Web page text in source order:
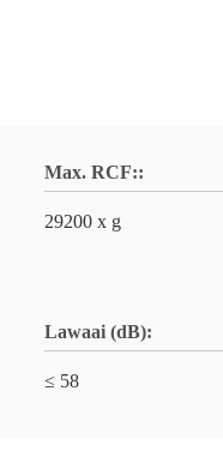
Max. RCF::
29200 x g
Lawaai (dB):
≤ 58